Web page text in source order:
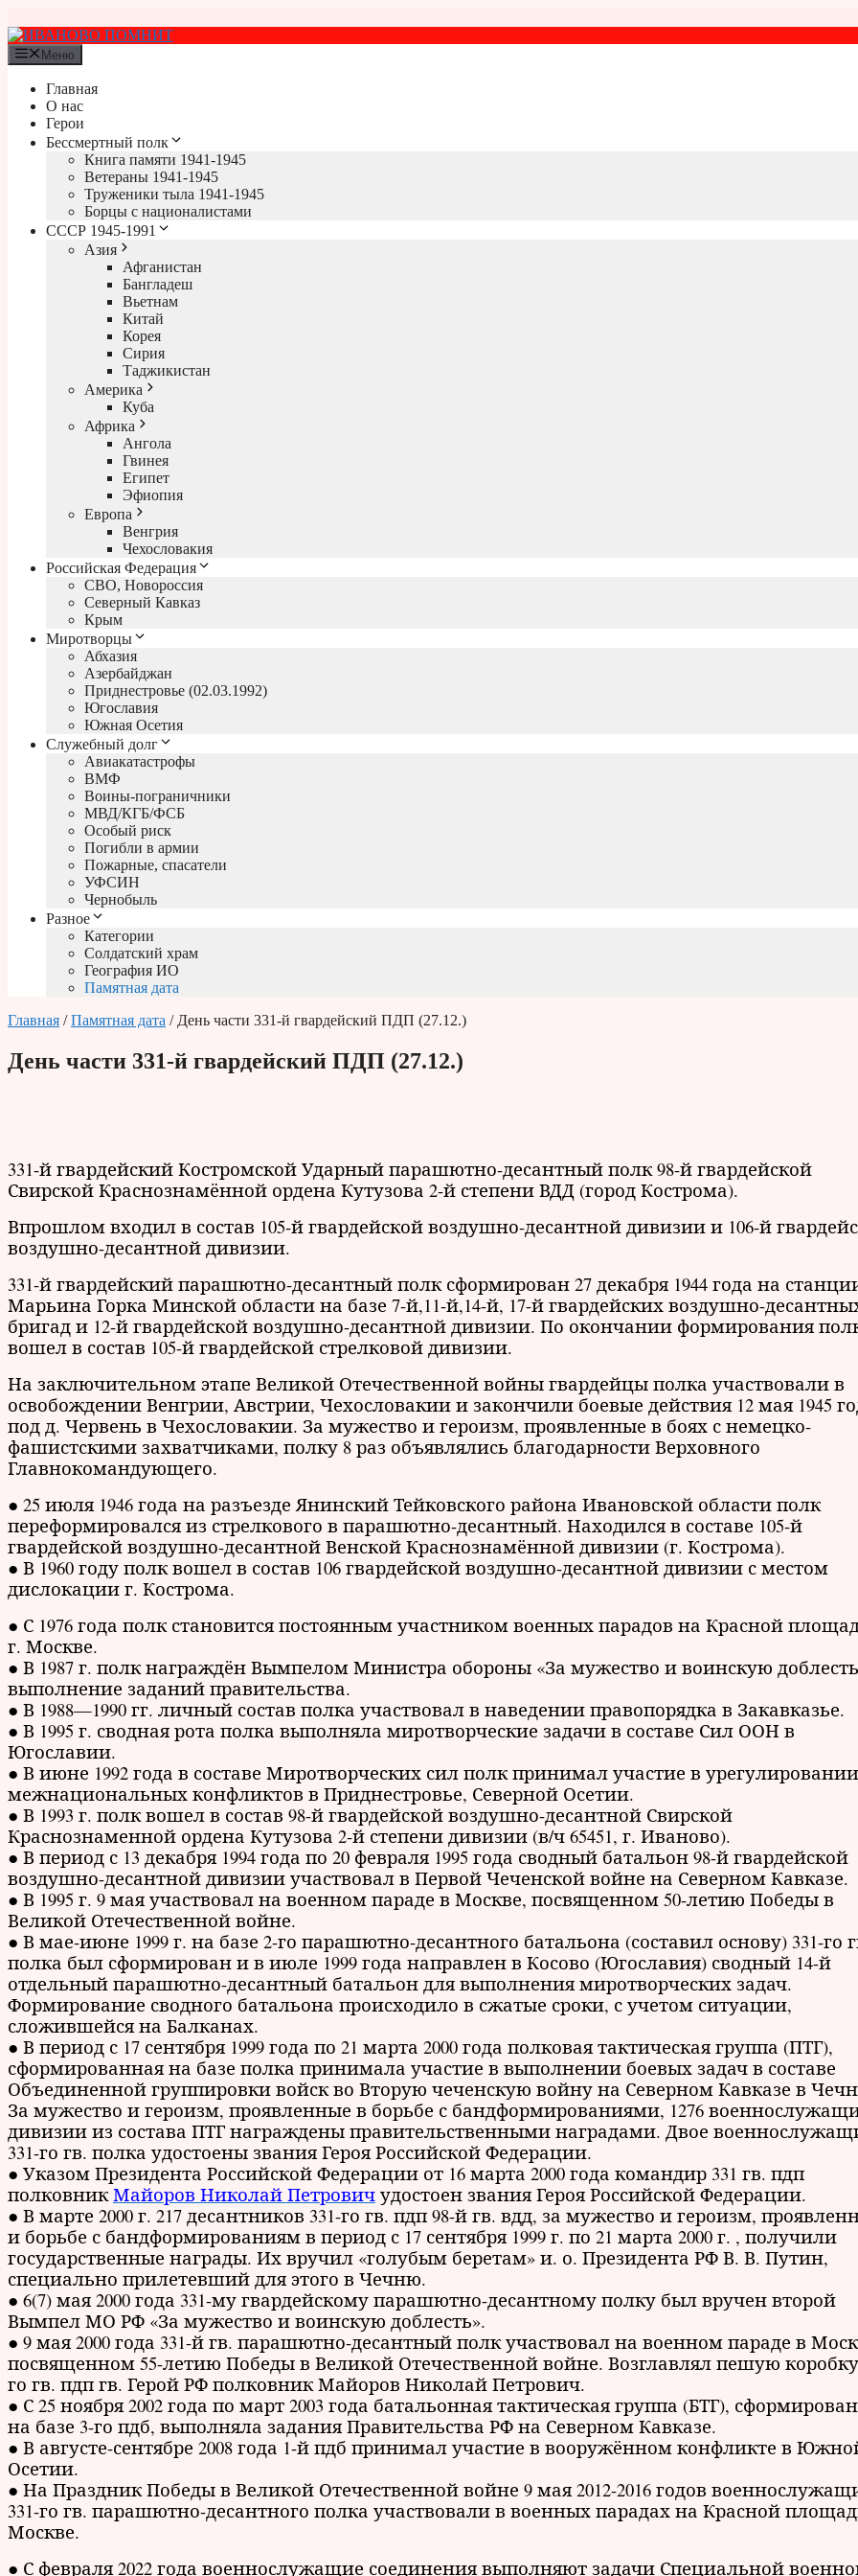
к
содержимому
Меню
Главная
О нас
Герои
Бессмертный полк
Книга памяти 1941-1945
Ветераны 1941-1945
Труженики тыла 1941-1945
Борцы с националистами
СССР 1945-1991
Азия
Афганистан
Бангладеш
Вьетнам
Китай
Корея
Сирия
Таджикистан
Америка
Куба
Африка
Ангола
Гвинея
Египет
Эфиопия
Европа
Венгрия
Чехословакия
Российская Федерация
СВО, Новороссия
Северный Кавказ
Крым
Миротворцы
Абхазия
Азербайджан
Приднестровье (02.03.1992)
Югославия
Южная Осетия
Служебный долг
Авиакатастрофы
ВМФ
Воины-пограничники
МВД/КГБ/ФСБ
Особый риск
Погибли в армии
Пожарные, спасатели
УФСИН
Чернобыль
Разное
Категории
Солдатский храм
География ИО
Памятная дата
Главная /Памятная дата / День части 331-й гвардейский ПДП (27.12.)
День части 331-й гвардейский ПДП (27.12.)
331-й гвардейский Костромской Ударный парашютно-десантный полк 98-й гвардейской
Свирской Краснознамённой ордена Кутузова 2-й степени ВДД (город Кострома).
Впрошлом входил в состав 105-й гвардейской воздушно-десантной дивизии и 106-й
воздушно-десантной дивизии.
331-й гвардейский парашютно-десантный полк сформирован 27 декабря 1944 года на
Марьина Горка Минской области на базе 7-й,11-й,14-й, 17-й гвардейских воздушно-
бригад и 12-й гвардейской воздушно-десантной дивизии. По окончании формирования
вошел в состав 105-й гвардейской стрелковой дивизии.
На заключительном этапе Великой Отечественной войны гвардейцы полка участвовали в
освобождении Венгрии, Австрии, Чехословакии и закончили боевые действия 12 мая 1945
под д. Червень в Чехословакии. За мужество и героизм, проявленные в боях с немецко-
фашистскими захватчиками, полку 8 раз объявлялись благодарности Верховного
Главнокомандующего.
● 25 июля 1946 года на разъезде Янинский Тейковского района Ивановской области полк
переформировался из стрелкового в парашютно-десантный. Находился в составе 105-й
гвардейской воздушно-десантной Венской Краснознамённой дивизии (г. Кострома).
● В 1960 году полк вошел в состав 106 гвардейской воздушно-десантной дивизии с местом
дислокации г. Кострома.
● С 1976 года полк становится постоянным участником военных парадов на Красной
г. Москве.
● В 1987 г. полк награждён Вымпелом Министра обороны «За мужество и воинскую
выполнение заданий правительства.
● В 1988—1990 гг. личный состав полка участвовал в наведении правопорядка в Закавказье.
● В 1995 г. сводная рота полка выполняла миротворческие задачи в составе Сил ООН в
Югославии.
● В июне 1992 года в составе Миротворческих сил полк принимал участие в урегулировании
межнациональных конфликтов в Приднестровье, Северной Осетии.
● В 1993 г. полк вошел в состав 98-й гвардейской воздушно-десантной Свирской
Краснознаменной ордена Кутузова 2-й степени дивизии (в/ч 65451, г. Иваново).
● В период с 13 декабря 1994 года по 20 февраля 1995 года сводный батальон 98-й гвардейской
воздушно-десантной дивизии участвовал в Первой Чеченской войне на Северном Кавказе.
● В 1995 г. 9 мая участвовал на военном параде в Москве, посвященном 50-летию Победы в
Великой Отечественной войне.
● В мае-июне 1999 г. на базе 2-го парашютно-десантного батальона (составил основу) 331-го
полка был сформирован и в июле 1999 года направлен в Косово (Югославия) сводный 14-й
отдельный парашютно-десантный батальон для выполнения миротворческих задач.
Формирование сводного батальона происходило в сжатые сроки, с учетом ситуации,
сложившейся на Балканах.
● В период с 17 сентября 1999 года по 21 марта 2000 года полковая тактическая группа (ПТГ),
сформированная на базе полка принимала участие в выполнении боевых задач в составе
Объединенной группировки войск во Вторую чеченскую войну на Северном Кавказе в
За мужество и героизм, проявленные в борьбе с бандформированиями, 1276
дивизии из состава ПТГ награждены правительственными наградами. Двое
331-го гв. полка удостоены звания Героя Российской Федерации.
● Указом Президента Российской Федерации от 16 марта 2000 года командир 331 гв. пдп
полковникМайоров Николай Петрович удостоен звания Героя Российской Федерации.
● В марте 2000 г. 217 десантников 331-го гв. пдп 98-й гв. вдд, за мужество и героизм,
и борьбе с бандформированиям в период с 17 сентября 1999 г. по 21 марта 2000 г. , получили
государственные награды. Их вручил «голубым беретам» и. о. Президента РФ В. В. Путин,
специально прилетевший для этого в Чечню.
● 6(7) мая 2000 года 331-му гвардейскому парашютно-десантному полку был вручен второй
Вымпел МО РФ «За мужество и воинскую доблесть».
● 9 мая 2000 года 331-й гв. парашютно-десантный полк участвовал на военном параде в
посвященном 55-летию Победы в Великой Отечественной войне. Возглавлял пешую коробку
го гв. пдп гв. Герой РФ полковник Майоров Николай Петрович.
● С 25 ноября 2002 года по март 2003 года батальонная тактическая группа (БТГ),
на базе 3-го пдб, выполняла задания Правительства РФ на Северном Кавказе.
● В августе-сентябре 2008 года 1-й пдб принимал участие в вооружённом конфликте в
Осетии.
● На Праздник Победы в Великой Отечественной войне 9 мая 2012-2016 годов
331-го гв. парашютно-десантного полка участвовали в военных парадах на Красной
Москве.
● С февраля 2022 года военнослужащие соединения выполняют задачи Специальной